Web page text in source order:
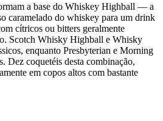
a base do Whiskey Highball — a
caramelado do whiskey para um drink
cítricos ou bitters geralmente
Scotch Whisky Highball e Whisky
enquanto Presbyterian e Morning
Dez coquetéis desta combinação,
em copos altos com bastante